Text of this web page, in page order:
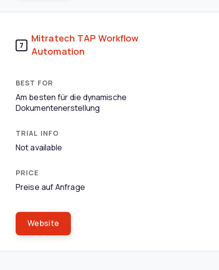
7
Mitratech TAP Workflow
Automation
Am besten für die dynamische
Dokumentenerstellung
Not available
Preise auf Anfrage
Website